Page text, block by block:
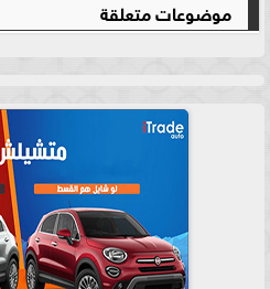
موضوعات متعلقة